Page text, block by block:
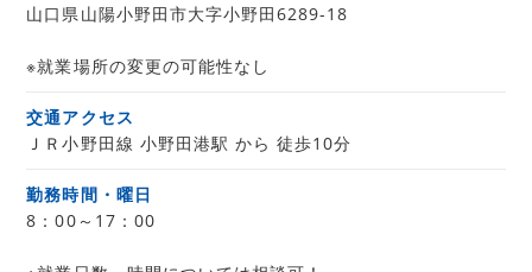
山口県山陽小野田市大字小野田6289-18
※就業場所の変更の可能性なし
交通アクセス
ＪＲ小野田線 小野田港駅 から 徒歩10分
勤務時間・曜日
8：00～17：00